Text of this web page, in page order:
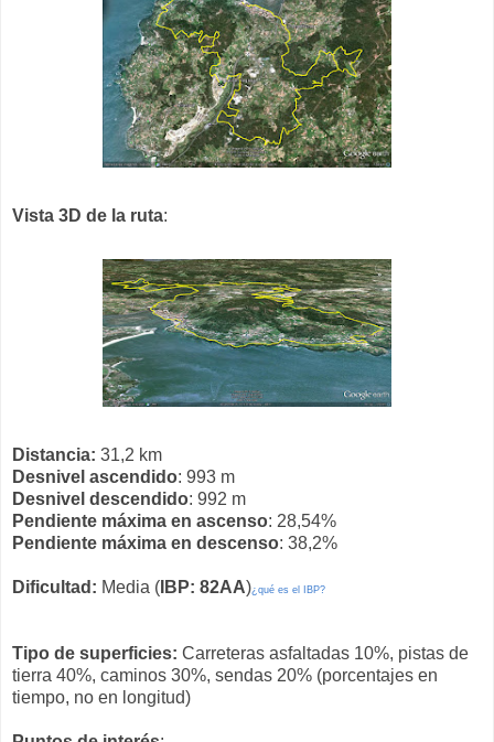
Vista 3D de la ruta:
Distancia: 31,2 km
Desnivel ascendido: 993 m
Desnivel descendido: 992 m
Pendiente máxima en ascenso: 28,54%
Pendiente máxima en descenso: 38,2%
Dificultad: Media ( IBP: 82AA)¿qué es el IBP?
Tipo de superficies: Carreteras asfaltadas 10%, pistas de
tierra 40%, caminos 30%, sendas 20% (porcentajes en
tiempo, no en longitud)